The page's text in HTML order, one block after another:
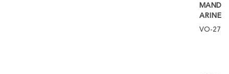
MAND
ARINE
VO-27